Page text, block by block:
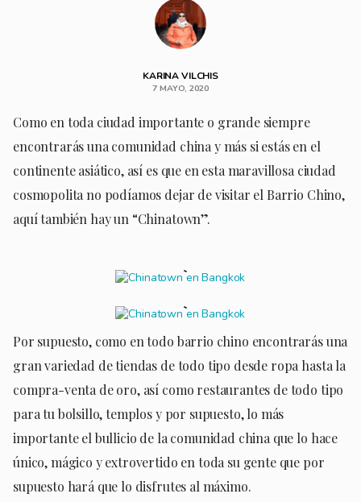
KARINA VILCHIS
7 MAYO, 2020
Como en toda ciudad importante o grande siempre
encontrarás una comunidad china y más si estás en el
continente asiático, así es que en esta maravillosa ciudad
cosmopolita no podíamos dejar de visitar el Barrio Chino,
aquí también hay un “Chinatown”.
Por supuesto, como en todo barrio chino encontrarás una
gran variedad de tiendas de todo tipo desde ropa hasta la
compra-venta de oro, así como restaurantes de todo tipo
para tu bolsillo, templos y por supuesto, lo más
importante el bullicio de la comunidad china que lo hace
único, mágico y extrovertido en toda su gente que por
supuesto hará que lo disfrutes al máximo.